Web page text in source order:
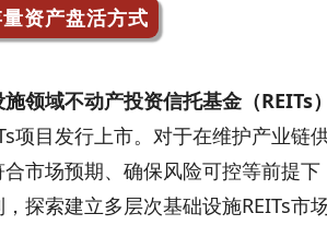
资产盘活方式
施领域不动产投资信托基金（REITs
项目发行上市。对于在维护产业
市场预期、确保风险可控等前提
探索建立多层次基础设施REITs市